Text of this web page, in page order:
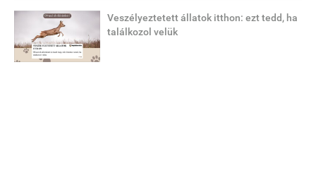
Veszélyeztetett állatok itthon: ezt tedd, ha
találkozol velük